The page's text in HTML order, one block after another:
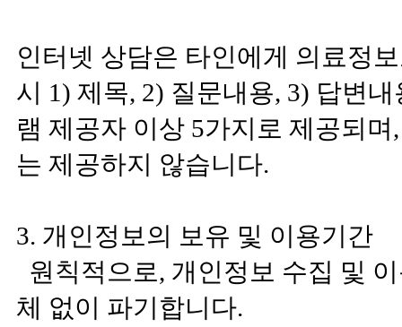
인터넷 상담은 타인에게 의료정
시 1) 제목, 2) 질문내용, 3) 답변
램 제공자 이상 5가지로 제공되
는 제공하지 않습니다.
3. 개인정보의 보유 및 이용기간
원칙적으로, 개인정보 수집 및
체 없이 파기합니다.